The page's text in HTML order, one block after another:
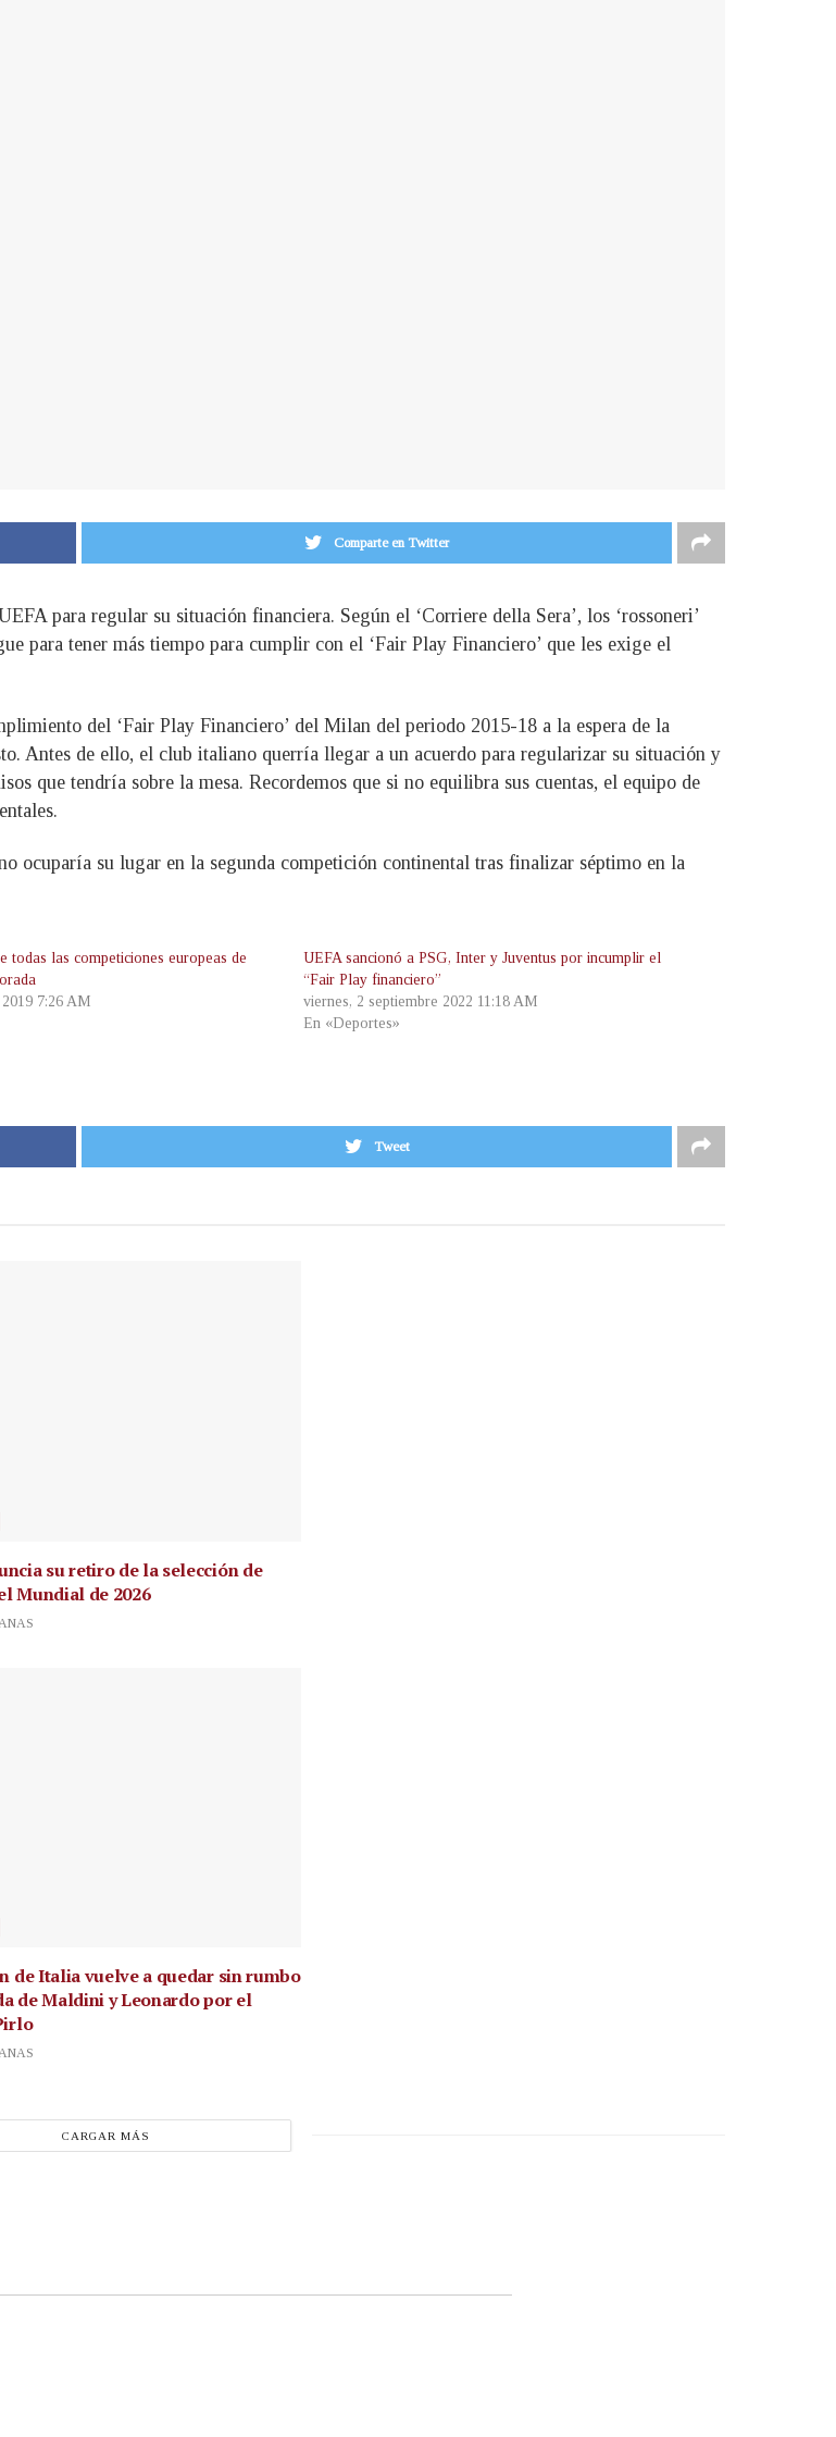
Comparte en Twitter
para regular su situación financiera. Según el ‘Corriere della Sera’, los ‘rossoneri’
para tener más tiempo para cumplir con el ‘Fair Play Financiero’ que les exige el
del ‘Fair Play Financiero’ del Milan del periodo 2015-18 a la espera de la
Antes de ello, el club italiano querría llegar a un acuerdo para regularizar su situación y
que tendría sobre la mesa. Recordemos que si no equilibra sus cuentas, el equipo de
ocuparía su lugar en la segunda competición continental tras finalizar séptimo en la
todas las competiciones europeas de
7:26 AM
UEFA sancionó a PSG, Inter y Juventus por incumplir el
“Fair Play financiero”
viernes, 2 septiembre 2022 11:18 AM
En «Deportes»
Tweet
su retiro de la selección de
Mundial de 2026
de Italia vuelve a quedar sin rumbo
de Maldini y Leonardo por el
CARGAR MÁS